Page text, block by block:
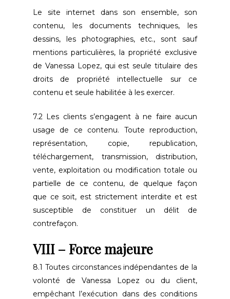
Le site internet dans son ensemble, son
contenu, les documents techniques, les
dessins, les photographies, etc., sont sauf
mentions particulières, la propriété exclusive
de Vanessa Lopez, qui est seule titulaire des
droits de propriété intellectuelle sur ce
contenu et seule habilitée à les exercer.
7.2 Les clients s’engagent à ne faire aucun
usage de ce contenu. Toute reproduction,
représentation, copie, republication,
téléchargement, transmission, distribution,
vente, exploitation ou modification totale ou
partielle de ce contenu, de quelque façon
que ce soit, est strictement interdite et est
susceptible de constituer un délit de
contrefaçon.
VIII – Force majeure
8.1 Toutes circonstances indépendantes de la
volonté de Vanessa Lopez ou du client,
empêchant l’exécution dans des conditions